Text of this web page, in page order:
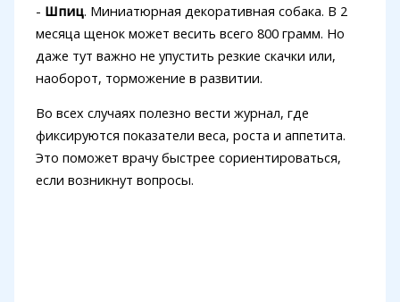
- Шпиц. Миниатюрная декоративная собака. В 2
месяца щенок может весить всего 800 грамм. Но
даже тут важно не упустить резкие скачки или,
наоборот, торможение в развитии.
Во всех случаях полезно вести журнал, где
фиксируются показатели веса, роста и аппетита.
Это поможет врачу быстрее сориентироваться,
если возникнут вопросы.